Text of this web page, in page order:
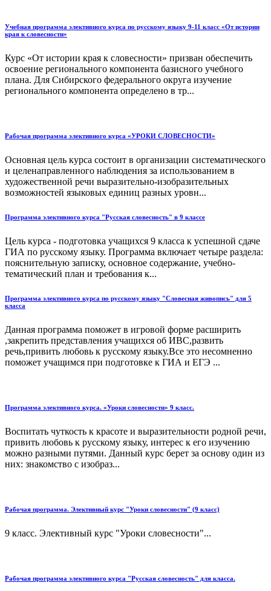
Учебная программа элективного курса по русскому языку 9-11 класс «От истории
края к словесности»
Курс «От истории края к словесности» призван обеспечить
освоение регионального компонента базисного учебного
плана. Для Сибирского федерального округа изучение
регионального компонента определено в тр...
Рабочая программа элективного курса «УРОКИ СЛОВЕСНОСТИ»
Основная цель курса состоит в организации систематического
и целенаправленного наблюдения за использованием в
художественной речи выразительно-изобразительных
возможностей языковых единиц разных уровн...
Программа элективного курса "Русская словесность" в 9 классе
Цель курса - подготовка учащихся 9 класса к успешной сдаче
ГИА по русскому языку. Программа включает четыре раздела:
пояснительную записку, основное содержание, учебно-
тематический план и требования к...
Программа элективного курса по русскому языку "Словесная живопись" для 5
класса
Данная программа поможет в игровой форме расширить
,закрепить представления учащихся об ИВС,развить
речь,привить любовь к русскому языку.Все это несомненно
поможет учащимся при подготовке к ГИА и ЕГЭ ...
Программа элективного курса. «Уроки словесности» 9 класс.
Воспитать чуткость к красоте и выразительности родной ре­чи,
привить любовь к русскому языку, интерес к его изучению
можно разными путями. Данный курс берет за основу один из
них: знакомство с изобраз...
Рабочая программа. Элективный курс "Уроки словесности" (9 класс)
9 класс. Элективный курс "Уроки словесности"...
Рабочая программа элективного курса "Русская словесность" для класса.